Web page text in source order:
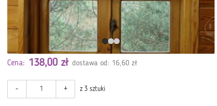
Cena: 138,00 zł dostawa od: 16,60 zł
- + z 3 sztuki